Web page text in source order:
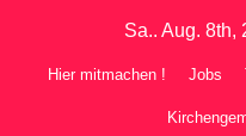
Sa.. Aug. 8th,
Hier mitmachen ! Jobs